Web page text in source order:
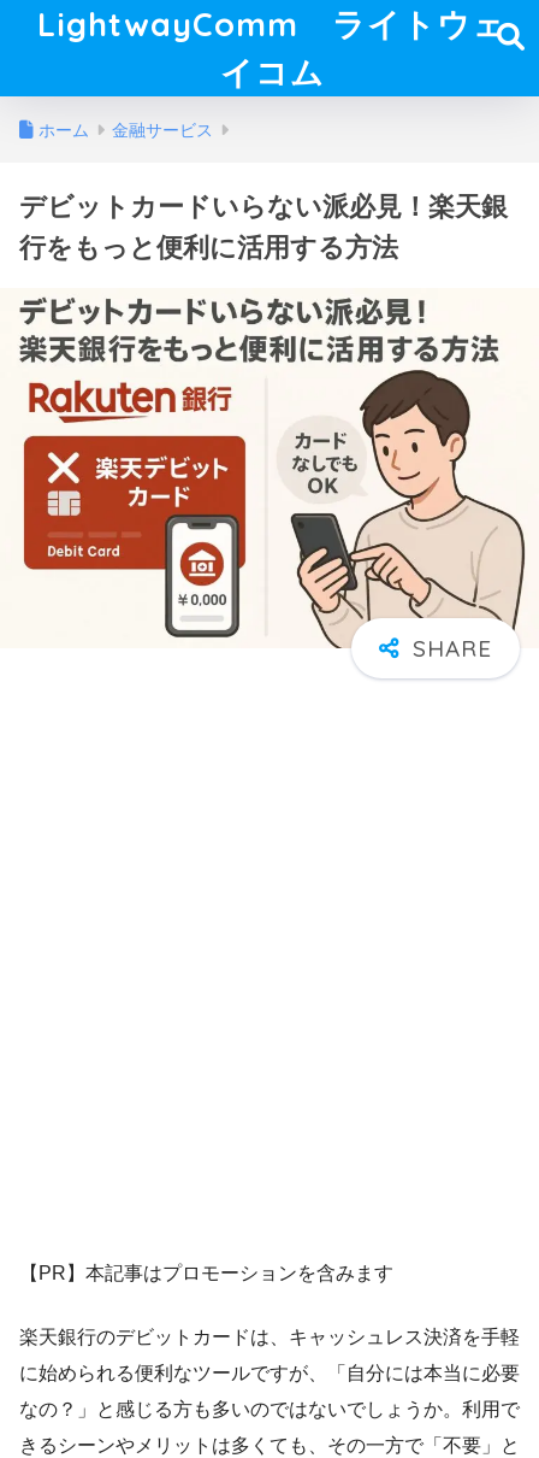
LightwayComm ライトウェ
イコム
ホーム 金融サービス
デビットカードいらない派必見！楽天銀
行をもっと便利に活用する方法
【PR】本記事はプロモーションを含みます
楽天銀行のデビットカードは、キャッシュレス決済を手軽
に始められる便利なツールですが、「自分には本当に必要
なの？」と感じる方も多いのではないでしょうか。利用で
きるシーンやメリットは多くても、その一方で「不要」と